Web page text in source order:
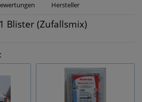
Hersteller
Blister (Zufallsmix)